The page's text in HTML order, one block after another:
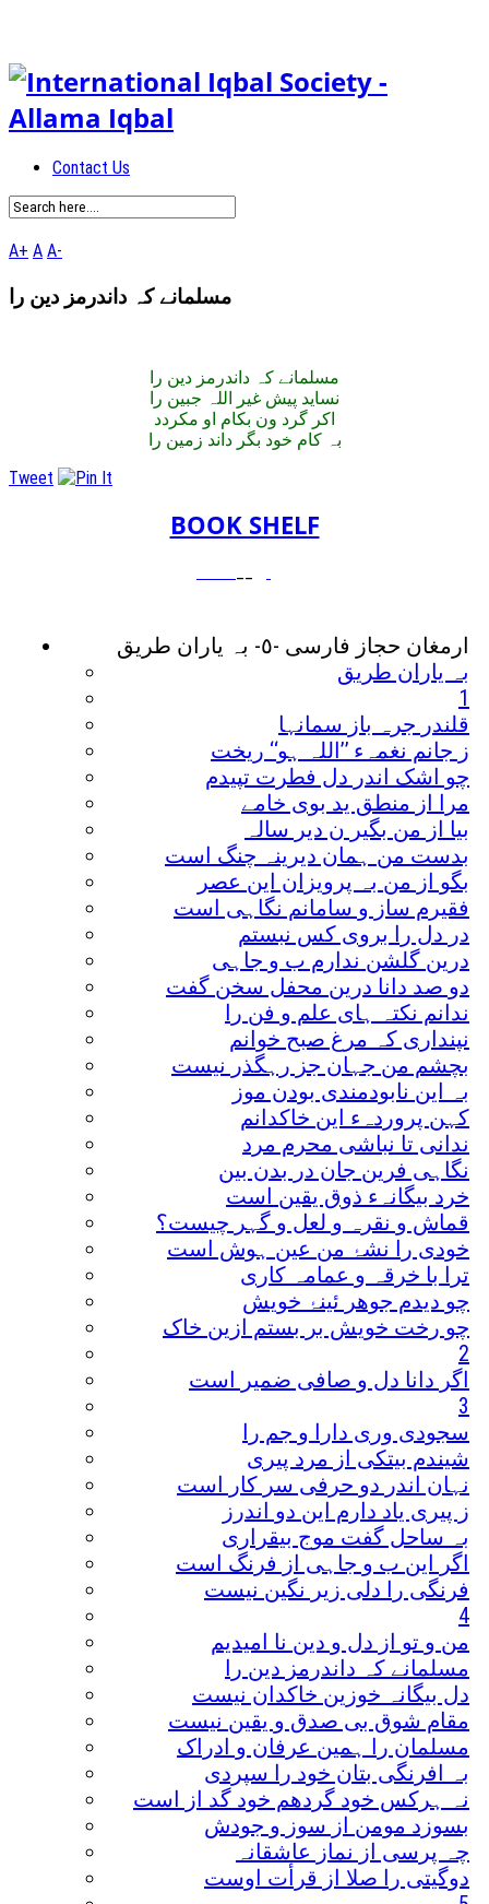
Contact Us
A+ A A-
مسلمانے کہ داندرمز دین را
مسلمانے کہ داندرمز دین را
نساید پیش غیر اللہ جبین را
اکر گرد ون بکام او مکردد
بہ کام خود بگر داند زمین را
Tweet
BOOK SHELF
ارمغان حجاز فارسی -٥- بہ یاران طریق
بہ یاران طریق
1
قلندر جرہ باز سمانہا
ز جانم نغمہء ’’اللہ ہو‘‘ ریخت
چو اشک اندر دل فطرت تپیدم
مرا از منطق ید بوی خامے
بیا از من بگیر ن دیر سالہ
بدست من ہمان دیرینہ چنگ است
بگو از من بہ پرویزان این عصر
فقیرم ساز و سامانم نگاہی است
در دل را بروی کس نبستم
درین گلشن ندارم ب و جاہی
دو صد دانا درین محفل سخن گفت
ندانم نکتہ ہای علم و فن را
نپنداری کہ مرغ صبح خوانم
بچشم من جہان جز رہگذر نیست
بہ این نابودمندی بودن موز
کہن پروردہء این خاکدانم
ندانی تا نباشی محرم مرد
نگاہی فرین جان در بدن بین
خرد بیگانہء ذوق یقین است
قماش و نقرہ و لعل و گہر چیست؟
خودی را نشۂ من عین ہوش است
ترا با خرقہ و عمامہ کاری
چو دیدم جوھر ئینۂ خویش
چو رخت خویش بر بستم ازین خاک
2
اگر دانا دل و صافی ضمیر است
3
سجودی وری دارا و جم را
شیندم بیتکی از مرد پیری
نہان اندر دو حرفی سر کار است
ز پیری یاد دارم این دو اندرز
بہ ساحل گفت موج بیقراری
اگر این ب و جاہی از فرنگ است
فرنگی را دلی زیر نگین نیست
4
من و تو از دل و دین نا امیدیم
مسلمانے کہ داندرمز دین را
دل بیگانہ خوزین خاکدان نیست
مقام شوق بی صدق و یقین نیست
مسلمان را ہمین عرفان و ادراک
بہ افرنگی بتان خود را سپردی
نہ ہرکس خود گردھم خود گد از است
بسوزد مومن از سوز و جودش
چہ پرسی از نماز عاشقانہ
دوگیتی را صلا از قرأت اوست